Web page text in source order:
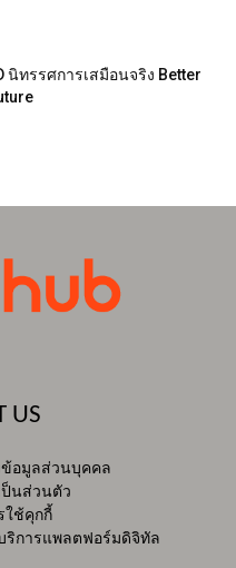
นิทรรศการเสมือนจริง Better
US
อมูลส่วนบุคคล
ป็นส่วนตัว
ใช้คุกกี้
ริการแพลตฟอร์มดิจิทัล